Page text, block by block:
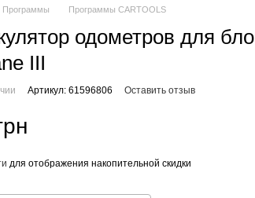
Программы Программы CARTOOLS
одометров для
III
Артикул: 61596806 Оставить отзыв
для отображения накопительной скидки